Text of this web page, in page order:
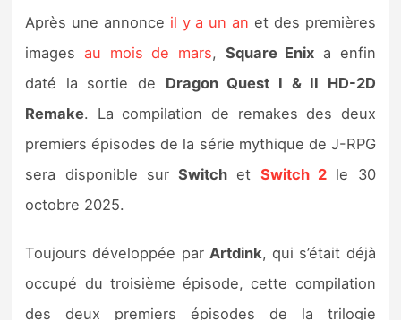
Tests de jeux
Tests d’accessoires
Previews
Précommandes
Précommandes jeux Switch 2
Sorties de jeux
Après une annonce il y a un an et des premières
images au mois de mars, Square Enix a enfin
daté la sortie de Dragon Quest I & II HD-2D
Remake. La compilation de remakes des deux
premiers épisodes de la série mythique de J-RPG
sera disponible surSwitch et Switch 2 le 30
octobre 2025.
Toujours développée par Artdink, qui s’était déjà
occupé du troisième épisode, cette compilation
des deux premiers épisodes de la trilogie